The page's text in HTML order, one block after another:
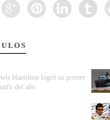
Hamilton logró su primer
del año